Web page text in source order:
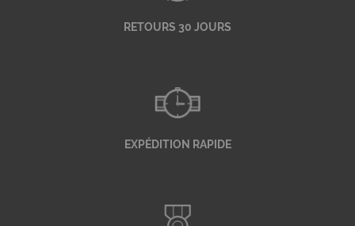
RETOURS 30 JOURS
EXPÉDITION RAPIDE